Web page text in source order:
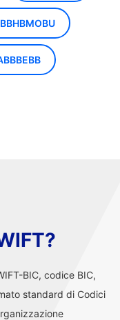
BIC, codice BIC,
standard di Codici